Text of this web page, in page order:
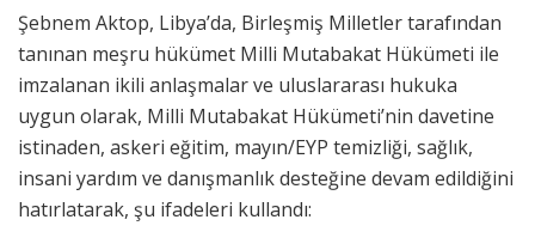
Şebnem Aktop, Libya’da, Birleşmiş Milletler tarafından
tanınan meşru hükümet Milli Mutabakat Hükümeti ile
imzalanan ikili anlaşmalar ve uluslararası hukuka
uygun olarak, Milli Mutabakat Hükümeti’nin davetine
istinaden, askeri eğitim, mayın/EYP temizliği, sağlık,
insani yardım ve danışmanlık desteğine devam edildiğini
hatırlatarak, şu ifadeleri kullandı: